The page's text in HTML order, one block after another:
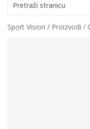
Pretraži stranicu
Sport Vision Proizvodi